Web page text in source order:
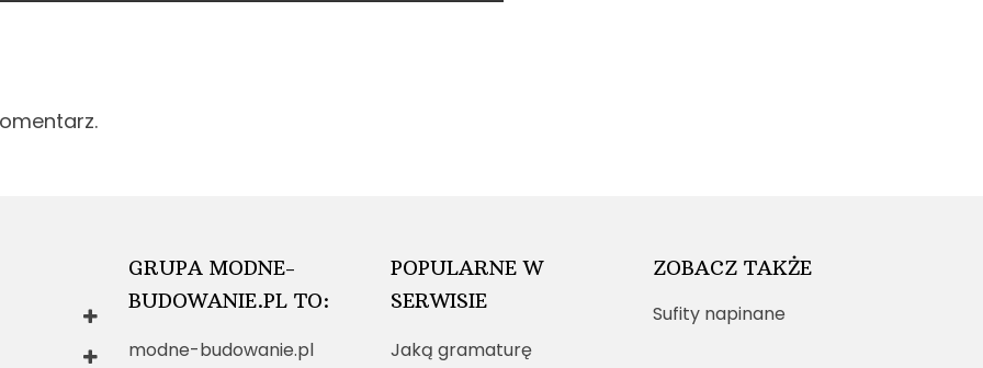
GRUPA MODNE-
BUDOWANIE.PL TO:
modne-budowanie.pl
POPULARNE W
SERWISIE
Jaką gramaturę
ZOBACZ TAKŻE
Sufity napinane